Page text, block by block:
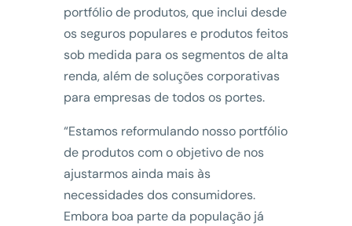
portfólio de produtos, que inclui desde
os seguros populares e produtos feitos
sob medida para os segmentos de alta
renda, além de soluções corporativas
para empresas de todos os portes.
“Estamos reformulando nosso portfólio
de produtos com o objetivo de nos
ajustarmos ainda mais às
necessidades dos consumidores.
Embora boa parte da população já